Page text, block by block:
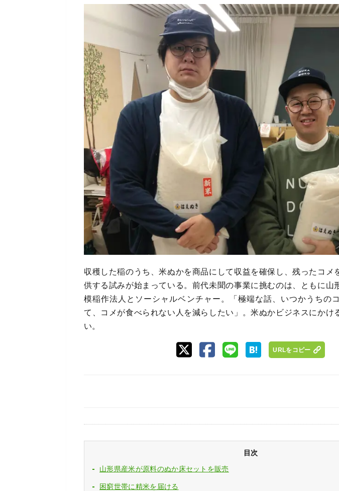
収穫した稲のうち、米ぬかを商品にして収益を確保し、残ったコメ
供する試みが始まっている。前代未聞の事業に挑むのは、ともに山
模稲作法人とソーシャルベンチャー。「極端な話、いつかうちの
て、コメが食べられない人を減らしたい」。米ぬかビジネスにかけ
い。
URLをコピー
目次
山形県産米が原料のぬか床セットを販売
困窮世帯に精米を届ける